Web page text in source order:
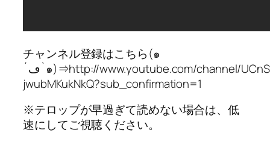
チャンネル登録はこちら(๑
´ڡ`๑)⇒http://www.youtube.com/channel/UCnSZPzYVW7z-
jwubMKukNkQ?sub_confirmation=1
※テロップが早過ぎて読めない場合は、低
速にしてご視聴ください。